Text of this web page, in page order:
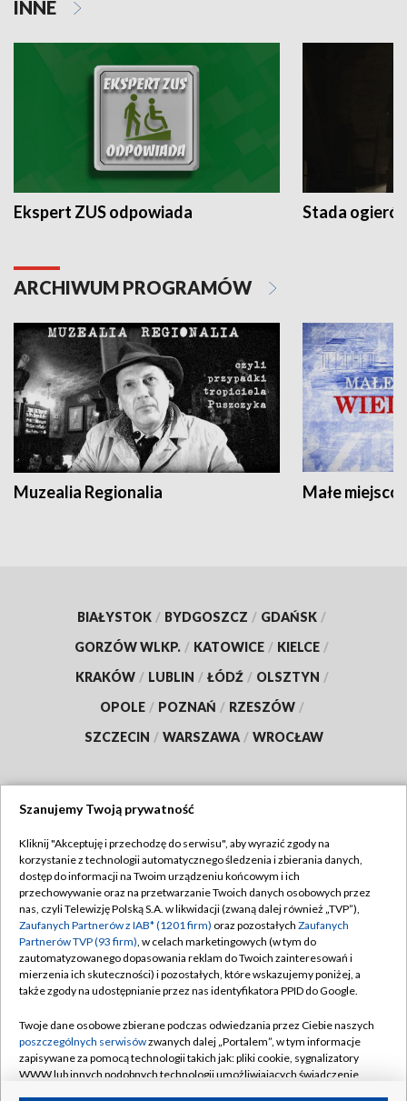
INNE
Ekspert ZUS odpowiada Stada
ARCHIWUM PROGRAMÓW
Muzealia Regionalia Małe
BIAŁYSTOK / BYDGOSZCZ / GDAŃSK /
GORZÓW WLKP. / KATOWICE / KIELCE /
KRAKÓW / LUBLIN / ŁÓDŹ / OLSZTYN /
OPOLE / POZNAŃ / RZESZÓW /
SZCZECIN / WARSZAWA / WROCŁAW
TVP
Abonament TVP
Emisja w TVP
Centrum informacji TVP
Naziemna Telewizja Cyfrowa
Rada Programowa
System NOS
Informacje o nadawcy
Regulamin TVP
Polityka prywatności
Moje zgody
Pomoc
Kontakt
Szanujemy Twoją prywatność
Kliknij "Akceptuję i przechodzę do serwisu", aby wyrazić zgody na
korzystanie z technologii automatycznego śledzenia i zbierania danych,
dostęp do informacji na Twoim urządzeniu końcowym i ich
przechowywanie oraz na przetwarzanie Twoich danych osobowych przez
nas, czyli Telewizję Polską S.A. w likwidacji (zwaną dalej również „TVP”),
Zaufanych Partnerów z IAB* (1201 firm) oraz pozostałych Zaufanych
Partnerów TVP (93 firm), w celach marketingowych (w tym do
zautomatyzowanego dopasowania reklam do Twoich zainteresowań i
mierzenia ich skuteczności) i pozostałych, które wskazujemy poniżej, a
także zgody na udostępnianie przez nas identyfikatora PPID do Google.
Twoje dane osobowe zbierane podczas odwiedzania przez Ciebie naszych
poszczególnych serwisówzwanych dalej „Portalem”, w tym informacje
zapisywane za pomocą technologii takich jak: pliki cookie, sygnalizatory
WWW lub innych podobnych technologii umożliwiających świadczenie